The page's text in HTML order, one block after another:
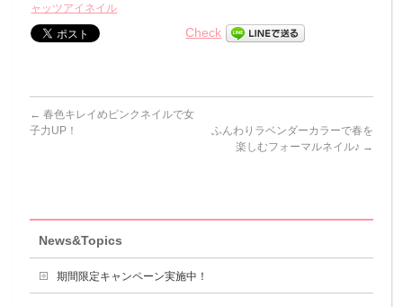
ャッツアイネイル
Check
← 春色キレイめピンクネイルで女
子力UP！
ふんわりラベンダーカラーで春を
楽しむフォーマルネイル♪ →
News&Topics
期間限定キャンペーン実施中！